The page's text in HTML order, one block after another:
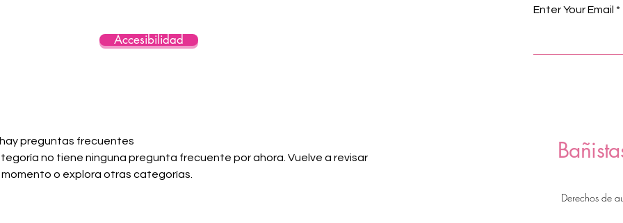
Accesibilidad
Enter Your Email
Derechos de
preguntas frecuentes
no tiene ninguna pregunta frecuente por ahora. Vuelve a revisar
o explora otras categorías.